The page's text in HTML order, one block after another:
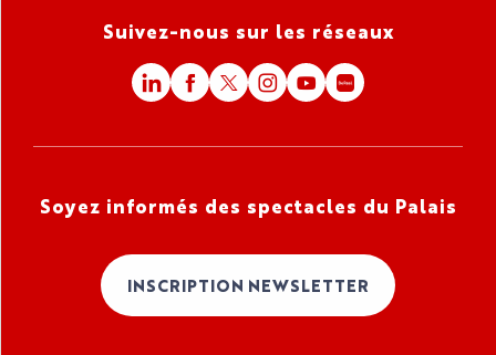
Suivez-nous sur les réseaux
Soyez informés des spectacles du Palais
INSCRIPTION NEWSLETTER